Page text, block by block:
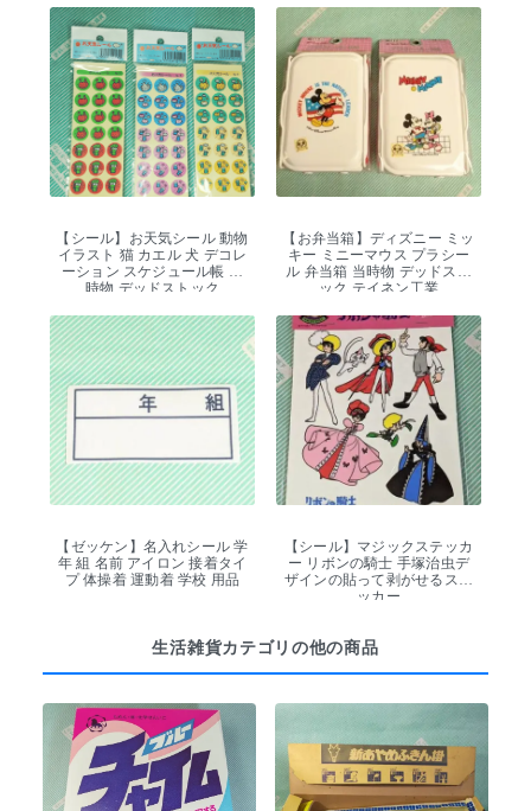
【シール】お天気シール 動物
イラスト 猫 カエル 犬 デコレ
ーション スケジュール帳 当
時物 デッドストック
【お弁当箱】ディズニー ミッ
キー ミニーマウス プラシー
ル 弁当箱 当時物 デッドスト
ック テイネン工業
【ゼッケン】名入れシール 学
年 組 名前 アイロン 接着タイ
プ 体操着 運動着 学校 用品
【シール】マジックステッカ
ー リボンの騎士 手塚治虫デ
ザインの貼って剥がせるステ
ッカー
生活雑貨カテゴリの他の商品